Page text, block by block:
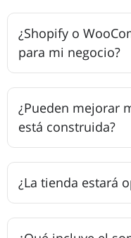
¿Shopify o
para mi negocio?
¿Pueden mejorar
está construida?
¿La tienda estará